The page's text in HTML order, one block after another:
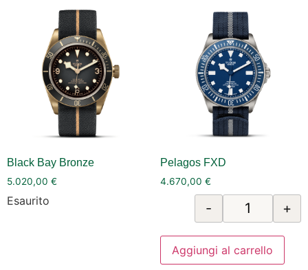
Black Bay Bronze
5.020,00 €
Esaurito
Pelagos FXD
4.670,00 €
- +
Aggiungi al carrello